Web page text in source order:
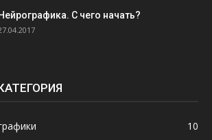
Нейрографика. С чего начать?
10